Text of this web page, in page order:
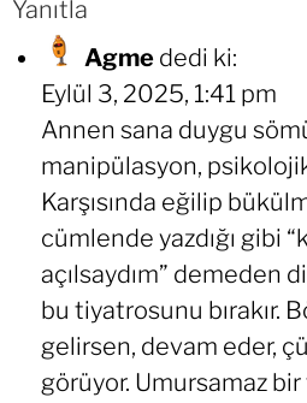
Yanıtla
Agme dedi ki:
Eylül 3, 2025, 1:41 pm
Annen sana duygu
manipülasyon, psikolojik
Karşısında eğilip
cümlende yazdığı gibi
açılsaydım” demeden
bu tiyatrosunu bırakır.
gelirsen, devam eder,
görüyor. Umursamaz